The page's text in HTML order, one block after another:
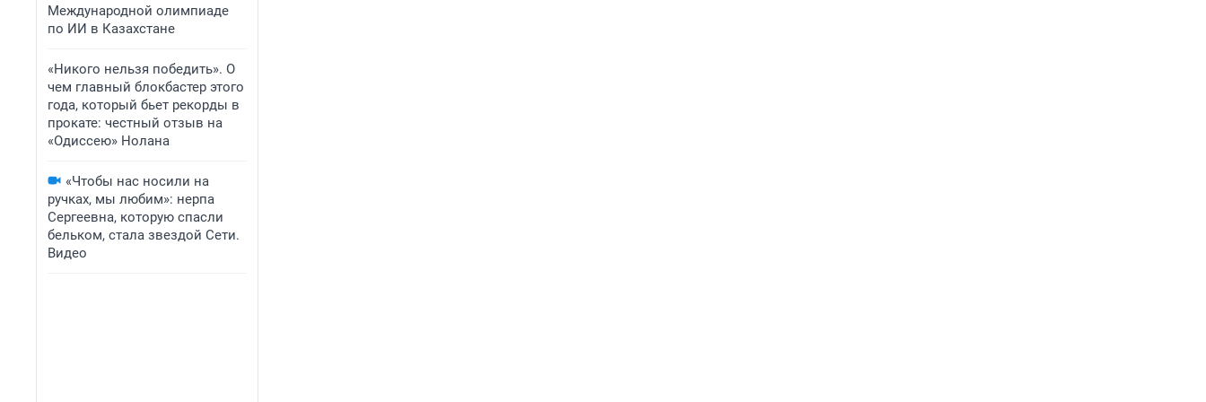
Международной олимпиаде
по ИИ в Казахстане
«Никого нельзя победить». О
чем главный блокбастер этого
года, который бьет рекорды в
прокате: честный отзыв на
«Одиссею» Нолана
«Чтобы нас носили на
ручках, мы любим»: нерпа
Сергеевна, которую спасли
бельком, стала звездой Сети.
Видео